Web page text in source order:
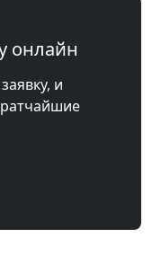
онлайн
и